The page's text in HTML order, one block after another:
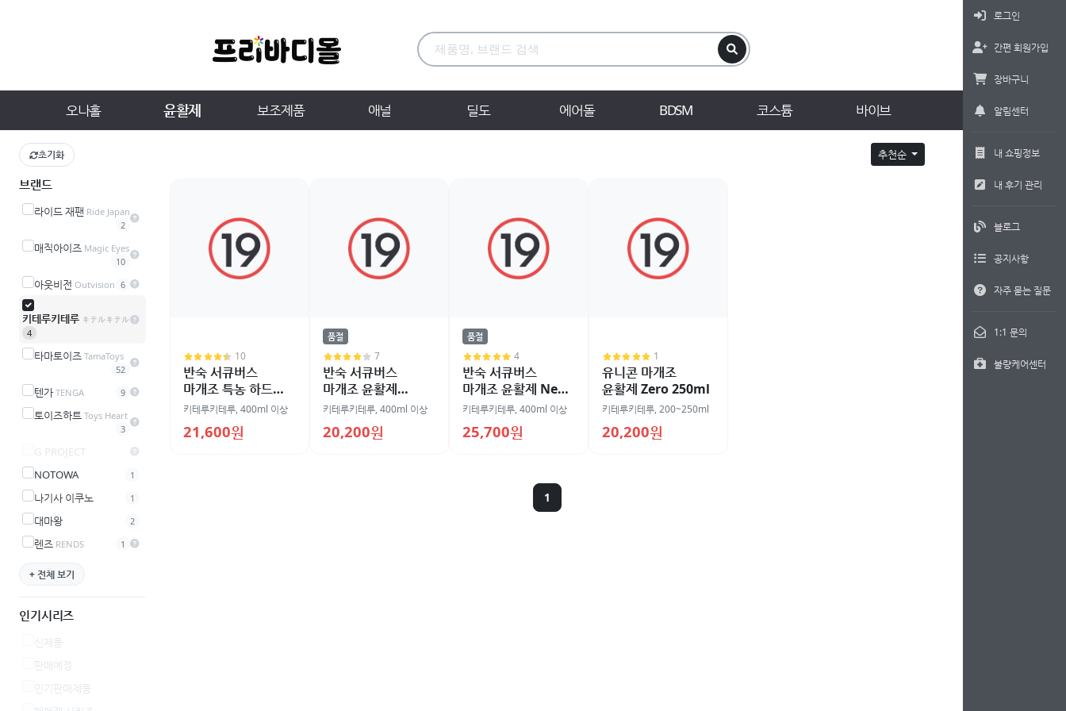
오나홀 윤활제 보조제품 애널 딜도 에어돌 BDSM 코스튬 바이브
로그인
간편 회원가입
장바구니
알림센터
내 쇼핑정보
내 후기 관리
블로그
공지사항
자주 묻는 질문
1:1 문의
불량케어센터
초기화
브랜드
라이드 재팬 Ride Japan
2
매직아이즈 Magic Eyes
10
아웃비전 Outvision 6
키테루키테루 キテルキテル
4
타마토이즈 TamaToys
52
텐가 TENGA 9
토이즈하트 Toys Heart
3
G PROJECT
NOTOWA
1
나기사 이쿠노 1
대마왕 2
렌즈 RENDS 1
+ 전체 보기
인기시리즈
신제품
판매예정
인기판매제품
추천순
10
반숙 서큐버스
마개조 특농 하드
윤활제 600ml
키테루키테루,400ml 이상
21,600원
품절
7
반숙 서큐버스
마개조 윤활제
600ml
키테루키테루,400ml 이상
20,200원
품절
4
반숙 서큐버스
마개조 윤활제 New
세척불필요 타입
키테루키테루,400ml 이상
25,700원
1
유니콘 마개조
윤활제 Zero 250ml
키테루키테루,200~250ml
20,200원
1